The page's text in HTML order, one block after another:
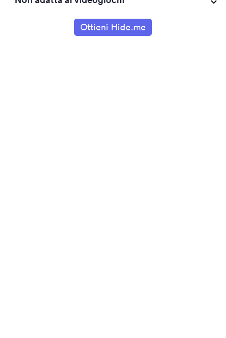
Ottieni Hide.me